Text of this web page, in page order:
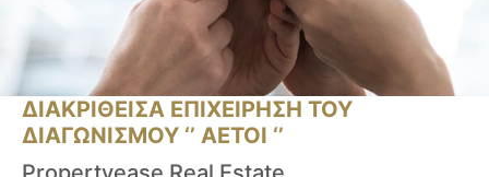
ΔΙΑΚΡΙΘΕΙΣΑ ΕΠΙΧΕΙΡΗΣΗ ΤΟΥ
ΔΙΑΓΩΝΙΣΜΟΥ ‘’ ΑΕΤΟΙ ‘’